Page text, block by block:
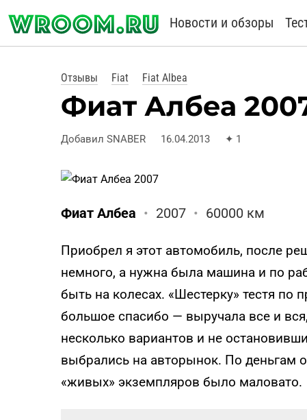
Новости и обзоры
Отзывы Fiat Fiat Albea
Фиат Албеа
Добавил SNABER 16.04.2013 ✦ 1
Фиат Албеа • 2007 • 60000 км
Приобрел я этот автомобиль, после
немного, а нужна была машина и по
быть на колесах. «Шестерку» тестя по
большое спасибо — выручала все и
несколько вариантов и не
выбрались на авторынок. По деньгам
«живых» экземпляров было маловато.